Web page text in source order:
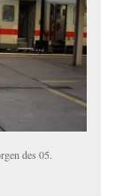
des 05.